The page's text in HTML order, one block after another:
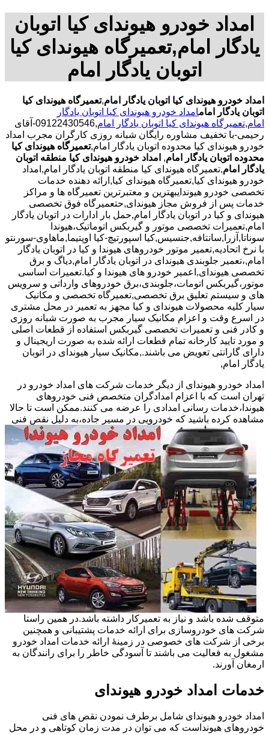
امداد خودرو هیوندای کیا اتوبان
یادگار امام,تعمیرگاه هیوندای کیا
اتوبان یادگار امام
امداد خودرو هیوندای کیا اتوبان یادگار امام,تعمیرگاه هیوندای کیا
اتوبان یادگار امامامداد خودرو هیوندای کیا اتوبان یادگار
امام,تعمیرگاه هیوندای کیا اتوبان یادگار امام
,09122430546-آقای
رحیمی-با تخفیف مشاوره رایگان شبانه روزی کارگران مجرب امداد
خودرو هیوندای کیا محدوده اتوبان یادگار امام,تعمیرگاه هیوندای کیا
محدوده اتوبان یادگار امام, امداد خودرو هیوندای کیا منطقه اتوبان
یادگار امام,تعمیرگاه هیوندای کیا منطقه اتوبان یادگار امام,امداد
خودرو هیوندای کیا,تعمیرگاه هیوندای کیا,ارائه دهنده خدمات
تخصصی خودرو هیوندایبهترین و معتبرترین تعمیرگاه ها و مراکز
خدمات پس از فروش مجاز هیوندای,حتعمیرگاه فوق تخصصی
هیوندای و کیا در اتوبان یادگار امام,حمل بار ادارات در اتوبان یادگار
امام,تعمیرات تخصصی موتور و گیربکس اتوماتیک،هیوندا
سوناتا,آزرا,سانتافه,جنسیس,کیا اسپورتیچ-کیا اوپتیما‌,ماهاوی-سورنتو
با نرخ اتحادیه,تعمیر موتور خودروهای هیوندا و کیا در اتوبان یادگار
امام,،تعمیر جلوبندی هیوندای در اتوبان یادگار امام,دیاگ و برق
تخصصی هیوندای,اعمیر خودرو های هیوندا و کیا.تعمیرات اساسی
موتور،گیربکس اتومات،جلوبندی،برق خودروهای وارداتی و سرویس
های و سیستم تعلیق برق تخصصی,تعمیرگاه تخصصی و مکانیک
سیار کلیه محصولات هیوندای و کیا مجهز به تعمیر در محل مشتری
در اسرع وقت و اعزام مکانیک سیار مجرب به صورت شبانه روزی
و کادر فنی و تعمیرات تخصصی گیربکس استفاده از قطعات اصلی
و مورد تایید کارخانه تمام قطعات ارائه شده به صورت اریجینال و
دارای گارانتی تعویض می باشند.,مکانیک سیار هیوندای در اتوبان
یادگار امام,
امداد خودرو هیوندای از دیگر خدمات شرکت های امداد خودرو در
تهران است که با اعزام امدادگران متخصص فنی خودروهای
هیوندا،خدمات رسانی امدادی را عرضه می کنند.ممکن است تا حالا
مشاهده کرده باشید که خودرویی در مسیر جاده،به دلیل نقص فنی
متوقف شده باشد و نیاز به تعمیرکار داشته باشد.در همین راستا
شرکت های خودروسازی برای ارائه خدمات پشتیبانی و همچنین
برخی از شرکت های خصوصی در زمینۀ ارائه خدمات امداد خودرو
مشغول به فعالیت می باشند تا آسودگی خاطر را برای رانندگان به
ارمغان آورند.
خدمات امداد خودرو هیوندای
امداد خودرو هیوندای شامل برطرف نمودن نقص های فنی
خودروهای هیونداست که می توان در مدت زمان کوتاهی و در محل